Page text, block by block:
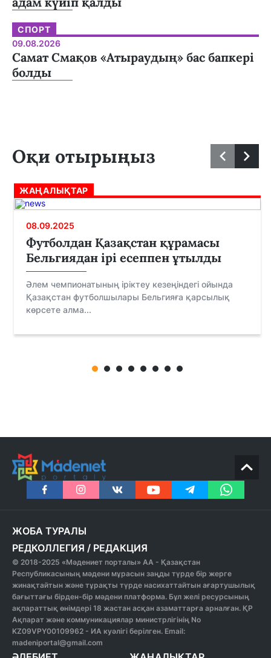
СПОРТ
09.08.2026
Самат Смақов «Атыраудың» бас бапкері
болды
Оқи отырыңыз
ЖАҢАЛЫҚТАР
08.09.2025
Футболдан Қазақстан құрамасы
Бельгиядан ірі есеппен ұтылды
Әлем чемпионатының іріктеу кезеңіндегі ойында
Қазақстан футболшылары Бельгияға қарсылық
көрсете алма...
ЖОБА ТУРАЛЫ
РЕДКОЛЛЕГИЯ / РЕДАКЦИЯ
© 2018-2025 «Мәдениет порталы» АА - Қазақстан
Республикасының мәдени мұрасын заңды түрде бір жерге
жинақтайтын және тұрақты түрде насихаттайтын ағартушылық
бағыттағы бірден-бір мәдени платформа. Бұл желі ресурсының
ақпараттық өнімдері 18 жастан асқан азаматтарға арналған. ҚР
Ақпарат және коммуникациялар министрлігінің No
KZ09VPY00109962 - ИА куәлігі берілген. Email:
madeniportal@gmail.com